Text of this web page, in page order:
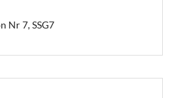
Nr 7, SSG7